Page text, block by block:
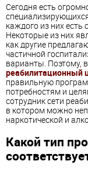
Сегодня есть
каждого из них
Некоторые из них
как другие
частичной
варианты. Поэтому,
реабилитационный
правильную
потребностям и
сотрудник сети
в котором можно
наркотической и
Какой тип